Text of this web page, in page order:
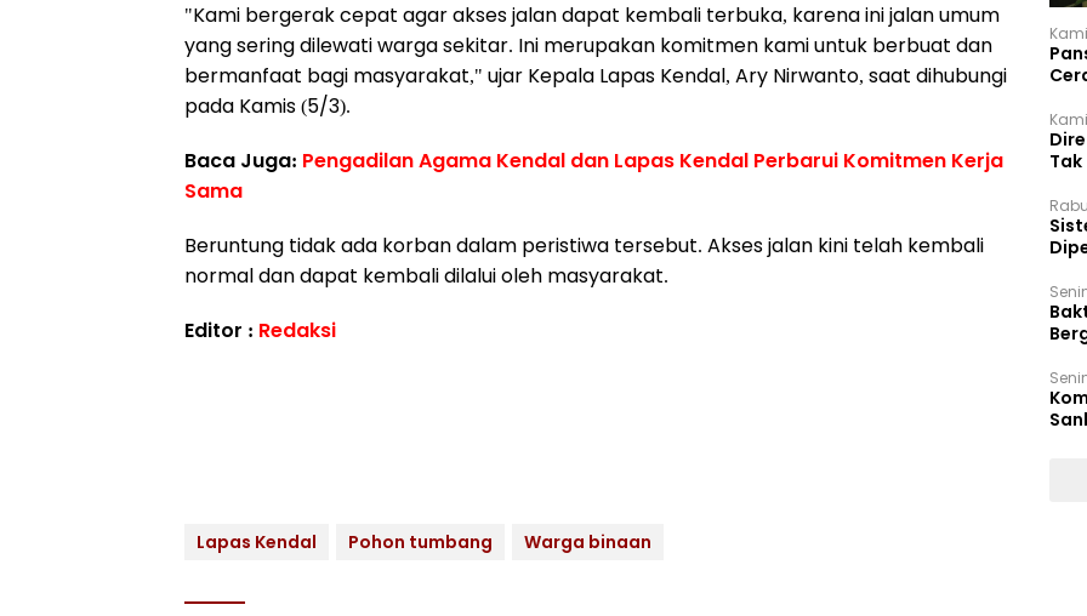
"Kami bergerak cepat agar akses jalan dapat kembali terbuka, karena ini jalan umum
yang sering dilewati warga sekitar. Ini merupakan komitmen kami untuk berbuat dan
bermanfaat bagi masyarakat," ujar Kepala Lapas Kendal, Ary Nirwanto, saat dihubungi
pada Kamis (5/3).
Baca Juga: Pengadilan Agama Kendal dan Lapas Kendal Perbarui Komitmen Kerja
Sama
Beruntung tidak ada korban dalam peristiwa tersebut. Akses jalan kini telah kembali
normal dan dapat kembali dilalui oleh masyarakat.
Editor : Redaksi
Lapas Kendal Pohon tumbang Warga binaan